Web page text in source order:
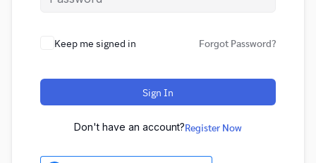
Keep me signed in Forgot Password?
Sign In
Don't have an account?Register Now